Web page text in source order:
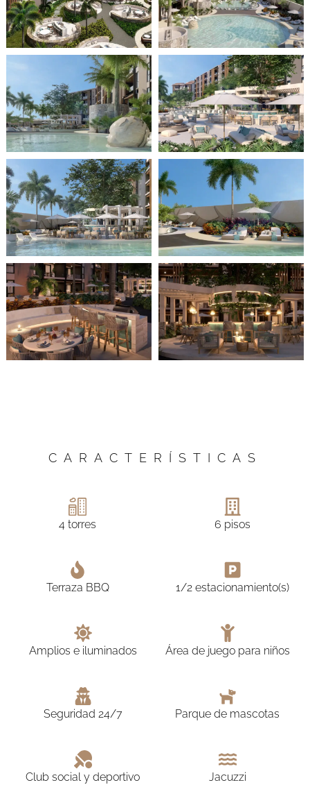
CARACTERÍSTICAS
4 torres 6 pisos
Terraza BBQ 1/2 estacionamiento(s)
Amplios e iluminados Área de juego para niños
Seguridad 24/7 Parque de mascotas
Club social y deportivo Jacuzzi